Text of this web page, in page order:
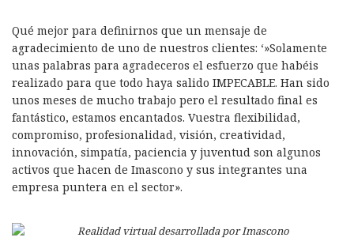
Qué mejor para definirnos que un mensaje de
agradecimiento de uno de nuestros clientes: ‘»Solamente
unas palabras para agradeceros el esfuerzo que habéis
realizado para que todo haya salido IMPECABLE. Han sido
unos meses de mucho trabajo pero el resultado final es
fantástico, estamos encantados. Vuestra flexibilidad,
compromiso, profesionalidad, visión, creatividad,
innovación, simpatía, paciencia y juventud son algunos
activos que hacen de Imascono y sus integrantes una
empresa puntera en el sector».